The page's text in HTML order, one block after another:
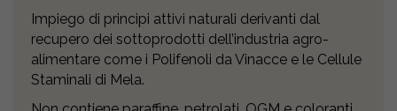
Impiego di principi attivi naturali derivanti dal
recupero dei sottoprodotti dell’industria agro-
alimentare come i Polifenoli da Vinacce e le Cellule
Staminali di Mela.